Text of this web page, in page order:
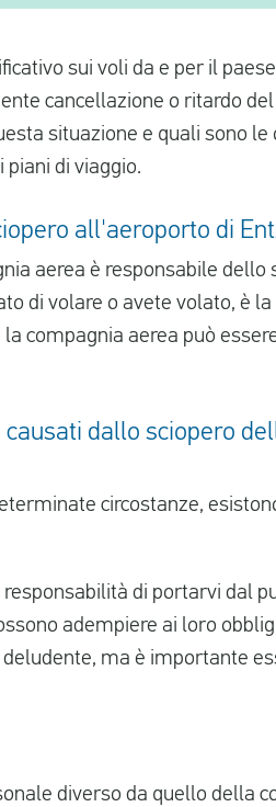
sui voli da e per il
cancellazione o ritardo
situazione e quali sono le
di viaggio.
all'aeroporto di
aerea è responsabile dello
di volare o avete volato, è la
compagnia aerea può
dallo sciopero
circostanze,
di portarvi dal
adempiere ai loro
ma è importante
diverso da quello della